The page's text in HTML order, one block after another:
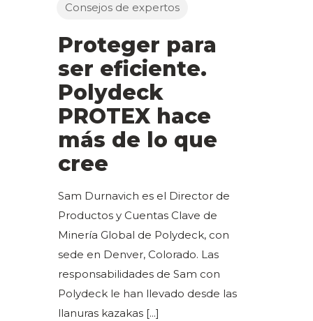
Consejos de expertos
Proteger para
ser eficiente.
Polydeck
PROTEX hace
más de lo que
cree
Sam Durnavich es el Director de
Productos y Cuentas Clave de
Minería Global de Polydeck, con
sede en Denver, Colorado. Las
responsabilidades de Sam con
Polydeck le han llevado desde las
llanuras kazakas [...]